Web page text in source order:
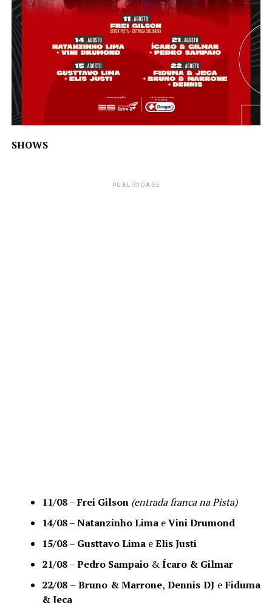
SHOWS
PUBLICIDADE
11/08–Frei Gilson (entrada franca na Pista)
14/08–Natanzinho LimaeVini Drumond
15/08– Gusttavo LimaeElis Justi
21/08–Pedro Sampaio&Ícaro & Gilmar
22/08– Bruno & Marrone,Dennis DJ eFiduma
& Jeca